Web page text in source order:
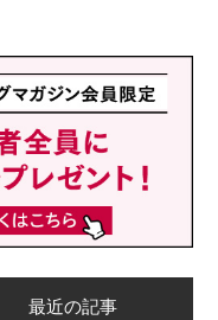
最近の記事